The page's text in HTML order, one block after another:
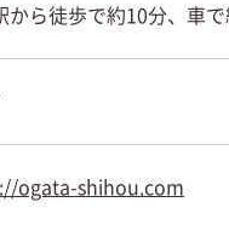
から徒歩で約10分、車
ogata-shihou.com